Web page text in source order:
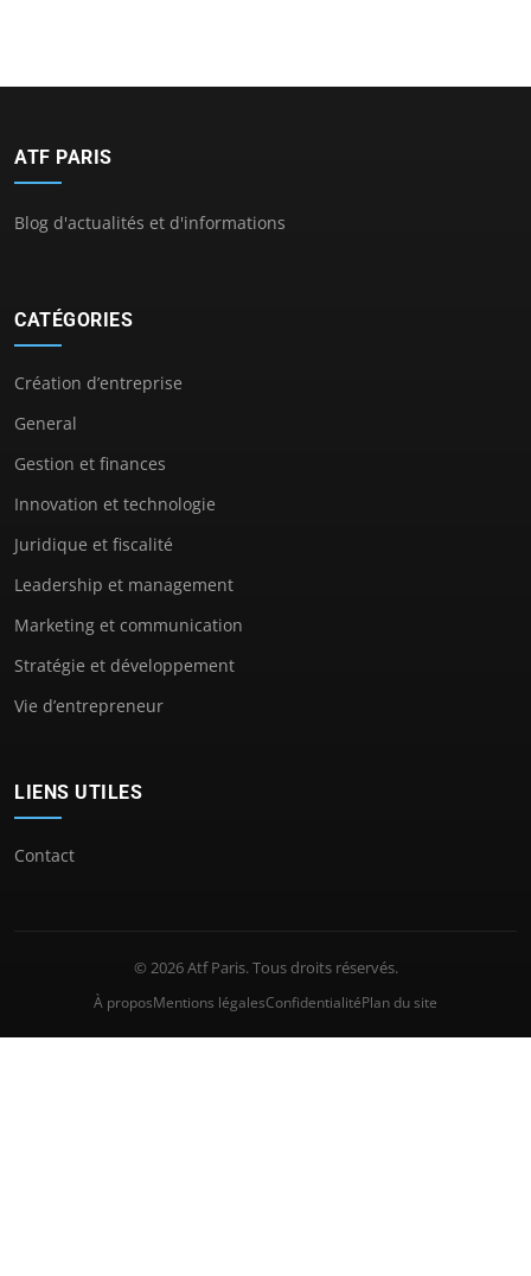
ATF PARIS
Blog d'actualités et d'informations
CATÉGORIES
Création d’entreprise
General
Gestion et finances
Innovation et technologie
Juridique et fiscalité
Leadership et management
Marketing et communication
Stratégie et développement
Vie d’entrepreneur
LIENS UTILES
Contact
© 2026 Atf Paris. Tous droits réservés.
À proposMentions légalesConfidentialitéPlan du site